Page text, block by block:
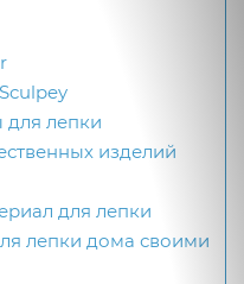
для лепки
изделий
для лепки
лепки дома своими